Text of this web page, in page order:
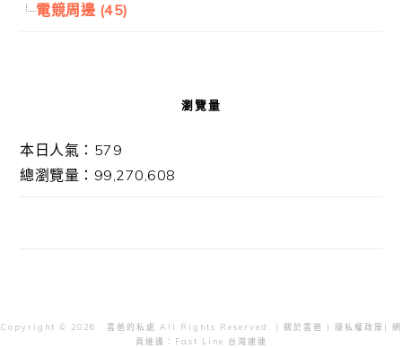
電競周邊 (45)
瀏覽量
本日人氣：579
總瀏覽量：99,270,608
Copyright © 2026 · 雲爸的私處 All Rights Reserved. | 關於雲爸 | 隱私權政策 | 網
頁維護：
Fast Line 台灣速連